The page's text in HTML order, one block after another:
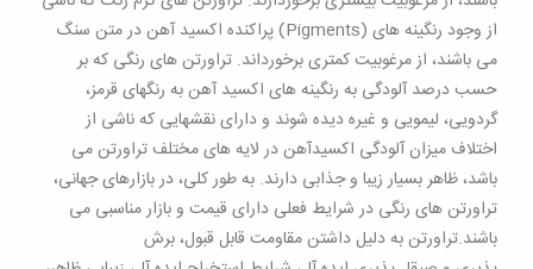
از وجود رنگینه های (Pigments) پراکنده اکسید آهن در متن سنگ
می باشند، از مرغوبیت کمتری برخورداند. تراورتن های رنگی که بر
حسب درصد آلودگی به رنگینه های اکسید آهن به رنگهای قرمز،
گردویی، لیمویی و غیره دیده شوند و دارای نقشهایی که ناشی از
اختلاف میزان آلودگی اکسیدآهن در لایه های مختلف تراورتن می
باشد، ظاهر بسیار زیبا و جذابی دارند. به طور کلی، در بازارهای جهانی،
تراورتن های رنگی در شرایط فعلی دارای قیمت و بازار مناسبی می
باشند.تراورتن به دلیل داشتن مقاومت قابل قبول، برش